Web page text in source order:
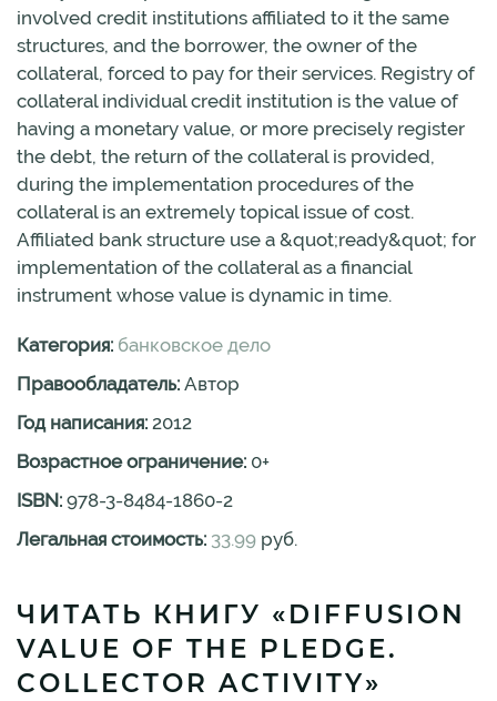
involved credit institutions affiliated to it the same
structures, and the borrower, the owner of the
collateral, forced to pay for their services. Registry of
collateral individual credit institution is the value of
having a monetary value, or more precisely register
the debt, the return of the collateral is provided,
during the implementation procedures of the
collateral is an extremely topical issue of cost.
Affiliated bank structure use a &quot;ready&quot; for
implementation of the collateral as a financial
instrument whose value is dynamic in time.
Категория: банковское дело
Правообладатель: Автор
Год написания: 2012
Возрастное ограничение: 0+
ISBN: 978-3-8484-1860-2
Легальная стоимость: 33.99 руб.
ЧИТАТЬ КНИГУ «DIFFUSION
VALUE OF THE PLEDGE.
COLLECTOR ACTIVITY»